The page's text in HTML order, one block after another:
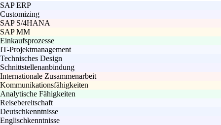
SAP ERP
Customizing
SAP S/4HANA
SAP MM
Einkaufsprozesse
IT-Projektmanagement
Technisches Design
Schnittstellenanbindung
Internationale Zusammenarbeit
Kommunikationsfähigkeiten
Analytische Fähigkeiten
Reisebereitschaft
Deutschkenntnisse
Englischkenntnisse